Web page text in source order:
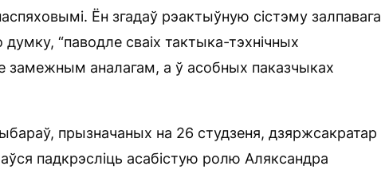
Ён згадаў рэактыўную сістэму залпавага
думку, “паводле сваіх тактыка-тэхнічных
замежным аналагам, а ў асобных паказчыках
прызначаных на 26 студзеня, дзяржсакратар
падкрэсліць асабістую ролю Аляксандра